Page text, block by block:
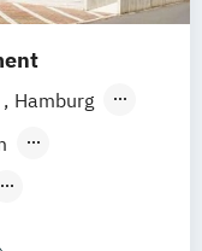
Hamburg